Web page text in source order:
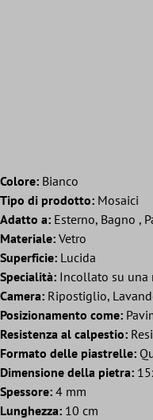
Colore: Bianco
Tipo di prodotto: Mosaici
Adatto a: Esterno, Bagno ,
Materiale: Vetro
Superficie: Lucida
Specialità: Incollato su una
Camera: Ripostiglio,
Posizionamento come:
Resistenza al calpestio:
Formato delle piastrelle:
Dimensione della pietra:
Spessore: 4 mm
Lunghezza: 10 cm